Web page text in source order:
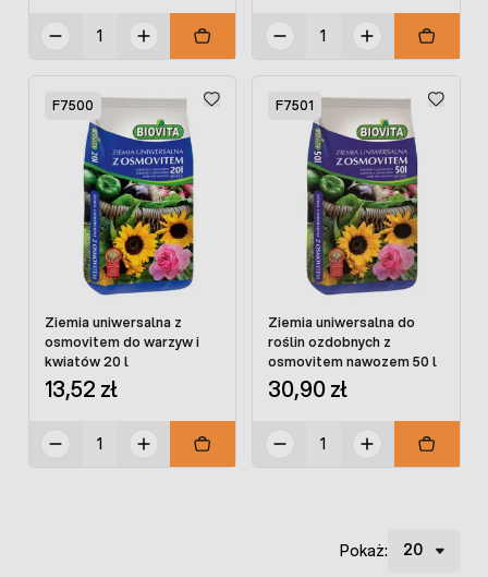
F7500
Ziemia uniwersalna z
osmovitem do warzyw i
kwiatów 20 l
13,52 zł
F7501
Ziemia uniwersalna do
roślin ozdobnych z
osmovitem nawozem 50 l
30,90 zł
Pokaż: